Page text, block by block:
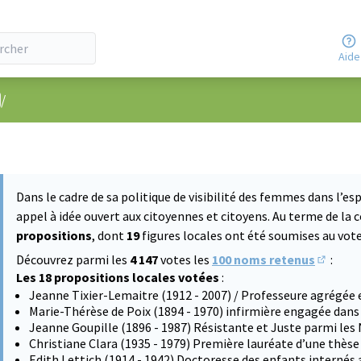
Aide
utilisateur
/
Dans le cadre de sa politique de visibilité des femmes dans
appel à idée ouvert aux citoyennes et citoyens. Au terme de la
propositions, dont 19figures locales ont été soumises au
Découvrez parmi les 4 147votes les 100 noms retenus
:
Les 18 propositions locales votées :
Jeanne Tixier-Lemaitre (1912 - 2007) / Professeure
Marie-Thérèse de Poix (1894 - 1970) infirmière engagée
Jeanne Goupille (1896 - 1987) Résistante et Juste parmi les
Christiane Clara (1935 - 1979) Première lauréate d’une